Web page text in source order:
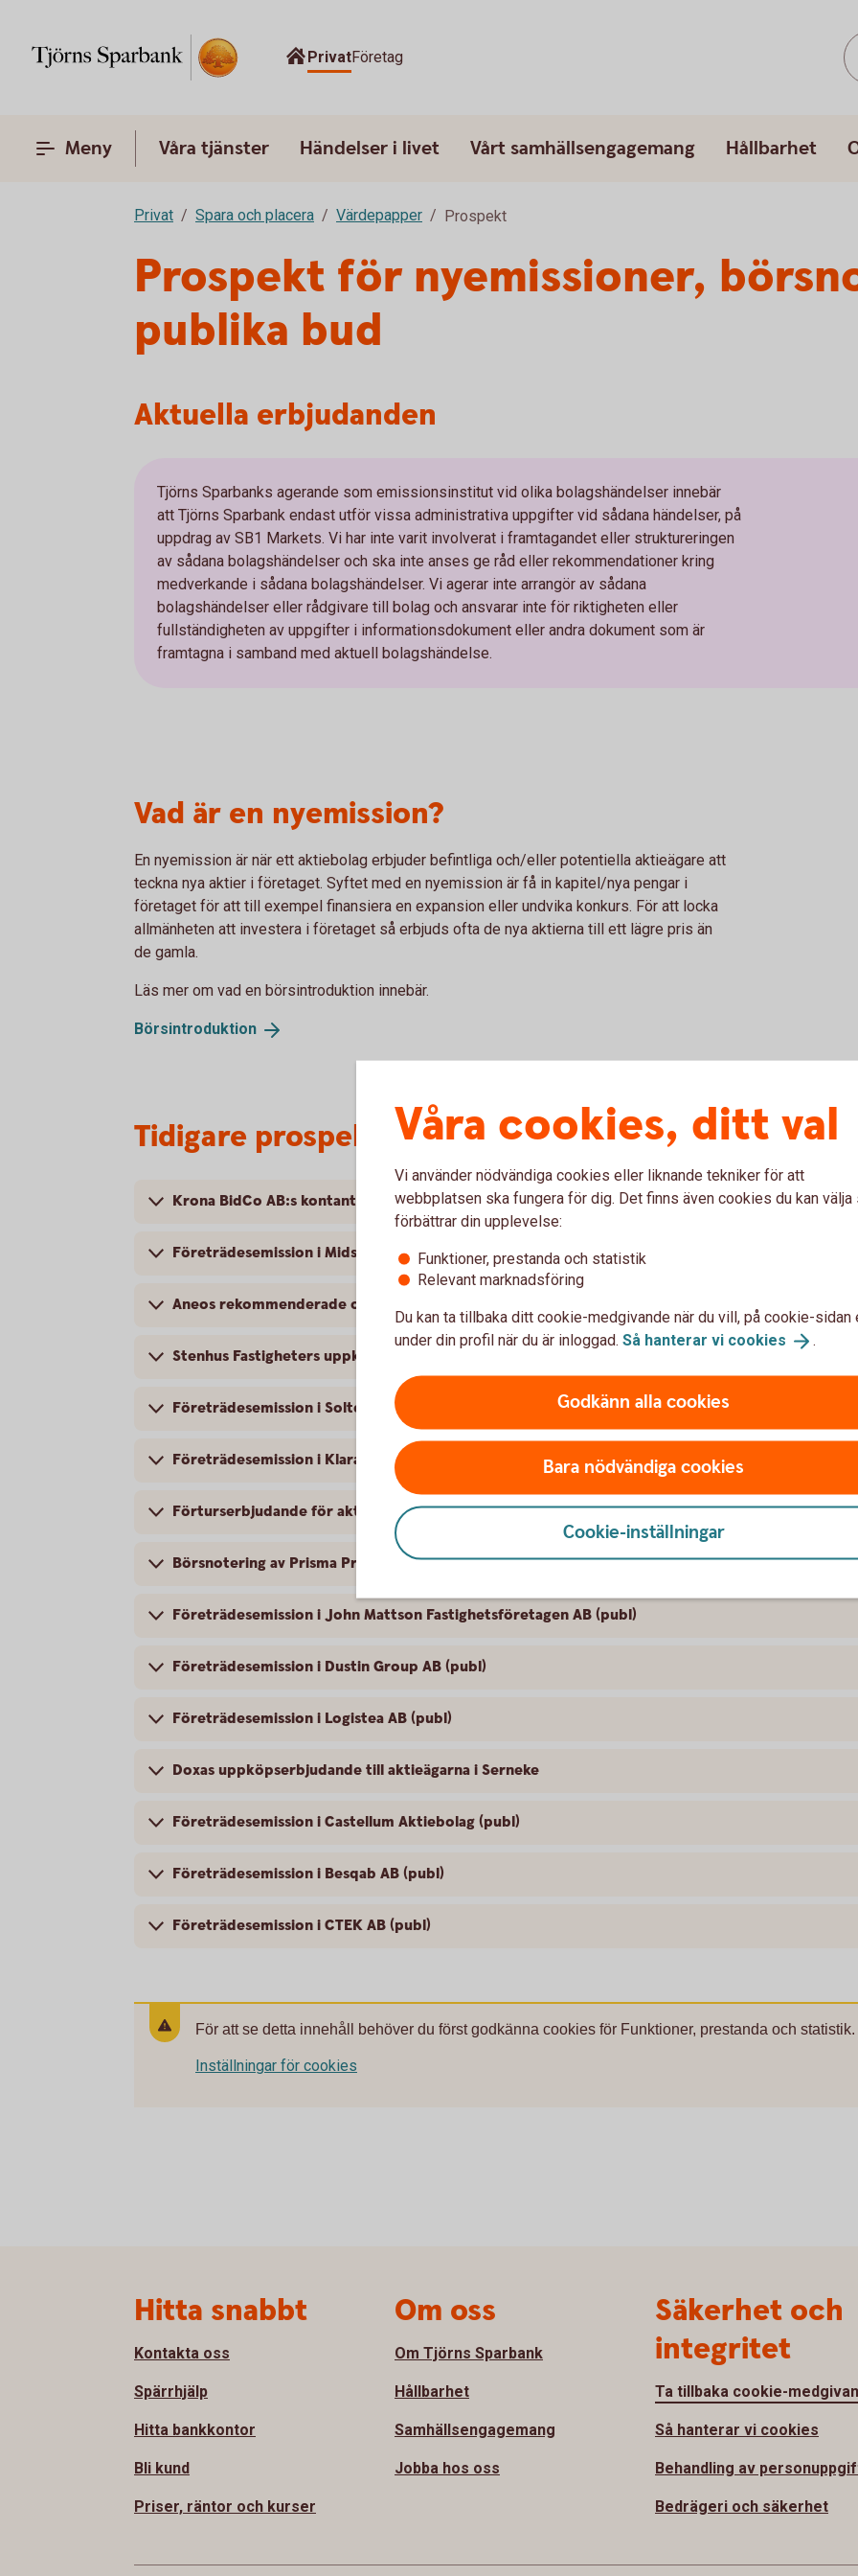
PrivatFöretag
Meny Våra tjänster Händelser i livet Vårt samhällsengagemang Hållbarhet
Privat Spara och placera Värdepapper Prospekt
Prospekt för nyemissioner,
publika bud
Aktuella erbjudanden
Tjörns Sparbanks agerande som emissionsinstitut vid olika bolagshändelser innebär
att Tjörns Sparbank endast utför vissa administrativa uppgifter vid sådana händelser, på
uppdrag av SB1 Markets. Vi har inte varit involverat i framtagandet eller struktureringen
av sådana bolagshändelser och ska inte anses ge råd eller rekommendationer kring
medverkande i sådana bolagshändelser. Vi agerar inte arrangör av sådana
bolagshändelser eller rådgivare till bolag och ansvarar inte för riktigheten eller
fullständigheten av uppgifter i informationsdokument eller andra dokument som är
framtagna i samband med aktuell bolagshändelse.
Vad är en nyemission?
En nyemission är när ett aktiebolag erbjuder befintliga och/eller potentiella aktieägare att
teckna nya aktier i företaget. Syftet med en nyemission är få in kapitel/nya pengar i
företaget för att till exempel finansiera en expansion eller undvika konkurs. För att locka
allmänheten att investera i företaget så erbjuds ofta de nya aktierna till ett lägre pris än
de gamla.
Läs mer om vad en börsintroduktion innebär.
Börsintroduktion
Tidigare prospekt och erbjudanden
Krona BidCo AB:s kontanta budpliktsbud till aktieägarna i Krona Public Real Estate
Företrädesemission i Midsummer AB (publ)
Aneos rekommenderade offentliga uppköpserbjudande till aktieägarna i Arise
Stenhus Fastigheters uppköpserbjudande till aktieägarna i Backaheden
Företrädesemission i Soltech Energy Group AB (publ)
Företrädesemission i KlaraBo Sverige AB (publ)
Förturserbjudande för aktieägare i SBB i samband med noteringen av Sveafastigheter
Börsnotering av Prisma Properties AB (publ)
Företrädesemission i John Mattson Fastighetsföretagen AB (publ)
Företrädesemission i Dustin Group AB (publ)
Företrädesemission i Logistea AB (publ)
Doxas uppköpserbjudande till aktieägarna i Serneke
Företrädesemission i Castellum Aktiebolag (publ)
Företrädesemission i Besqab AB (publ)
Företrädesemission i CTEK AB (publ)
För att se detta innehåll behöver du först godkänna cookies för Funktioner, prestanda och statistik.
Inställningar för cookies
Våra cookies, ditt val
Vi använder nödvändiga cookies eller liknande tekniker för att
webbplatsen ska fungera för dig. Det finns även cookies du kan välja
förbättrar din upplevelse:
Funktioner, prestanda och statistik
Relevant marknadsföring
Du kan ta tillbaka ditt cookie-medgivande när du vill, på cookie-sidan
under din profil när du är inloggad. Så hanterar vi cookies .
Godkänn alla cookies
Bara nödvändiga cookies
Cookie-inställningar
Hitta snabbt
Kontakta oss
Spärrhjälp
Hitta bankkontor
Bli kund
Priser, räntor och kurser
Om oss
Om Tjörns Sparbank
Hållbarhet
Samhällsengagemang
Jobba hos oss
Säkerhet och
integritet
Ta tillbaka cookie-
Så hanterar vi cookies
Behandling av
Bedrägeri och säkerhet